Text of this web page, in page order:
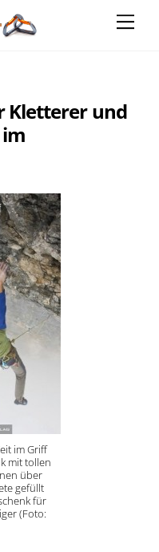
Kletterer und
im Griff
mit tollen
über
gefüllt
für
(Foto: